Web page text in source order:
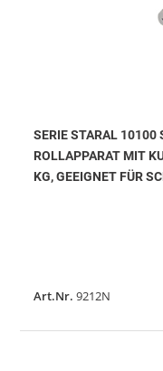
SERIE STARAL 10100
ROLLAPPARAT MIT
KG, GEEIGNET FÜR
Art.Nr. 9212N